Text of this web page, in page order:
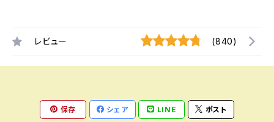
レビュー (840)
保存 シェア LINE ポスト